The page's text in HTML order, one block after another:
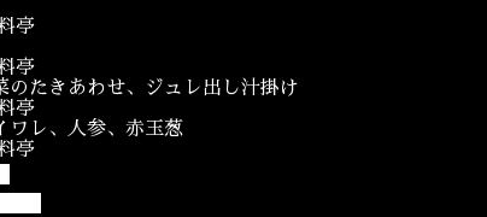
のたきあわせ、ジュレ出し汁掛け
ワレ、人参、赤玉葱